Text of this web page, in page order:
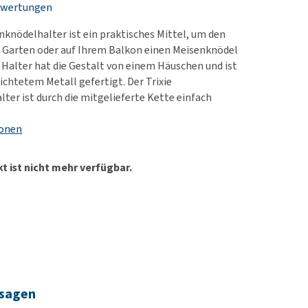
, Nieren- und
Fellprobleme und
bekomme ich meinen
ansehen
ist ein praktisches Mittel, um den
oder auf Ihrem Balkon einen Meisenknödel
hat die Gestalt von einem Häuschen und ist
Metall gefertigt. Der Trixie
ist durch die mitgelieferte Kette einfach
ist nicht mehr verfügbar.